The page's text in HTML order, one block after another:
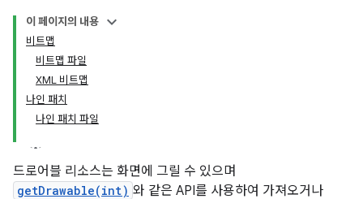
이 페이지의 내용
비트맵
비트맵 파일
XML 비트맵
나인 패치
나인 패치 파일
드로어블 리소스는 화면에 그릴 수 있으며
getDrawable(int) 와 같은 API를 사용하여 가져오거나